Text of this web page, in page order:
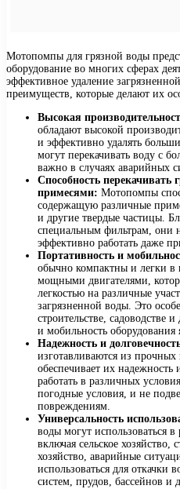
Мотопомпы для грязной воды
оборудование во многих сферах
эффективное удаление
преимуществ, которые делают их
Высокая
обладают высокой
и эффективно удалять
могут перекачивать воду с
важно в случаях аварийных
Способность
примесями: Мотопомпы
содержащую различные
и другие твердые частицы.
специальным фильтрам, они
эффективно работать даже
Портативность и
обычно компактны и легки
мощными двигателями,
легкостью на различные
загрязненной воды. Это
строительстве, садоводстве
и мобильность
Надежность и
изготавливаются из
обеспечивает их
работать в различных
погодные условия, и не
повреждениям.
Универсальность
воды могут использоваться
включая сельское хозяйство,
хозяйство, аварийные
использоваться для откачки
систем, прудов, бассейнов и